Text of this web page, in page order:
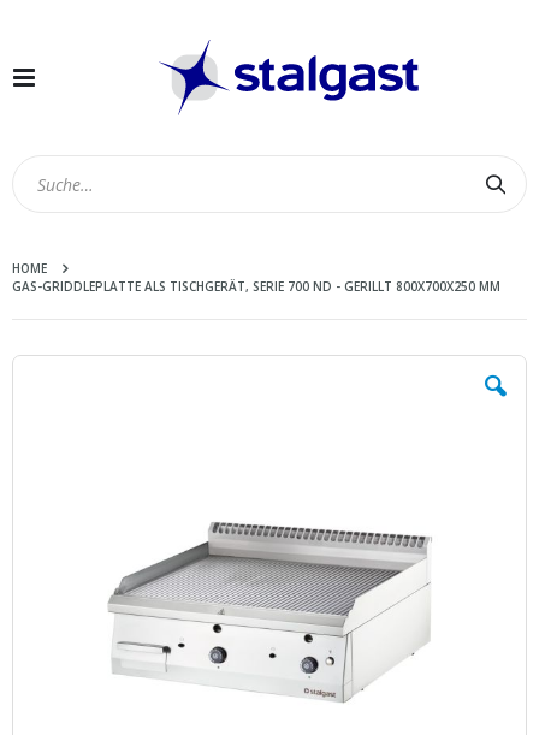
Navigation
HOME
GAS-GRIDDLEPLATTE ALS TISCHGERÄT, SERIE 700 ND - GERILLT 800X700X250 MM
Zum